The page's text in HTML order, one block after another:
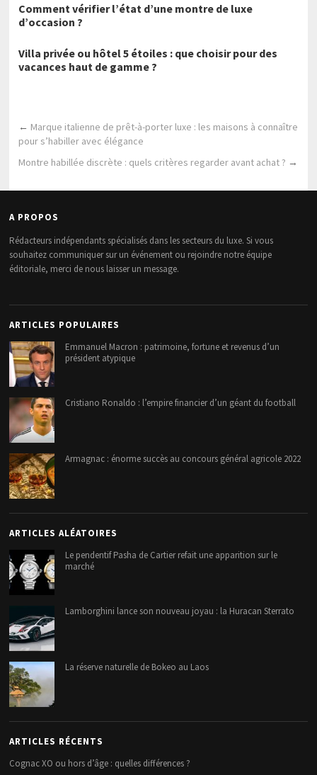
Comment vérifier l’état d’une montre de luxe
d’occasion ?
Villa privée ou hôtel 5 étoiles : que choisir pour des
vacances haut de gamme ?
← Marque italienne de prêt-à-porter luxe : les maisons à connaître
pour s’habiller avec élégance
Montre habillée discrète : quels critères regarder avant achat ? →
A PROPOS
Rédacteurs indépendants spécialisés dans les secteurs du luxe. Si vous
souhaitez communiquer sur un événement ou rejoindre notre équipe
éditoriale, merci de nous laisser un message.
ARTICLES POPULAIRES
Emmanuel Macron : patrimoine, fortune et revenus d’un
président atypique
Cristiano Ronaldo : l’empire financier d’un géant du football
Armagnac : énorme succès au concours général agricole 2022
ARTICLES ALÉATOIRES
Le pendentif Pasha de Cartier refait une apparition sur le
marché
Lamborghini lance son nouveau joyau : la Huracan Sterrato
La réserve naturelle de Bokeo au Laos
ARTICLES RÉCENTS
Cognac XO ou hors d’âge : quelles différences ?